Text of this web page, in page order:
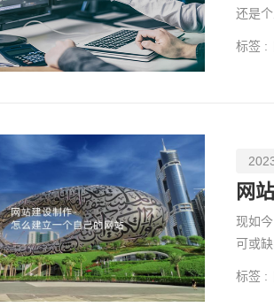
还是
标签 :
网
现如
可或
标签 :